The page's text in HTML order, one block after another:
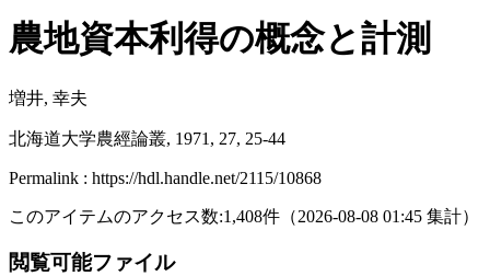
農地資本利得の概念と計測
増井, 幸夫
北海道大学農經論叢, 1971, 27, 25-44
Permalink : https://hdl.handle.net/2115/10868
このアイテムのアクセス数:1,408件 （2026-08-08 01:45 集計）
閲覧可能ファイル